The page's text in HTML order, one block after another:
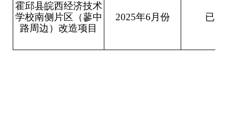
霍邱县皖西经济技术
学校南侧片区（蓼中
路周边）改造项目
2025年6月份 已完